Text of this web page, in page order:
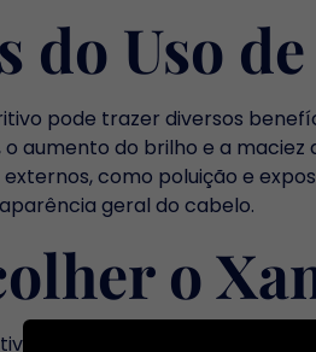
do Uso
pode trazer diversos
aumento do brilho e a
como poluição e
geral do cabelo.
o
é importante considerar o